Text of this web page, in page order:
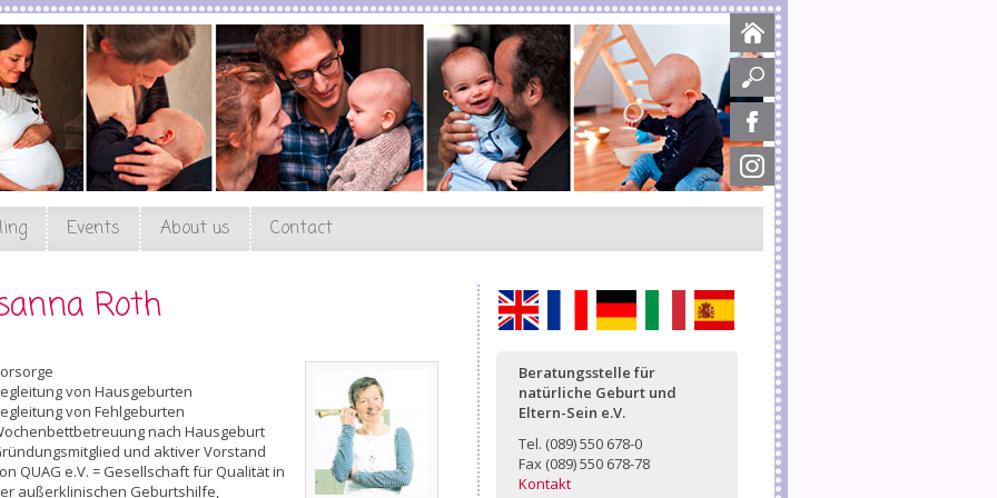
Events About us Contact
Roth
von Hausgeburten
von Fehlgeburten
nach Hausgeburt
und aktiver Vorstand
QUAG e.V. = Gesellschaft für Qualität in
außerklinischen Geburtshilfe,
English FrançaisDeutsch ItalianoEspañol
Beratungsstelle für
natürliche Geburt und
Eltern-Sein e.V.
Tel. (089) 550 678-0
Fax (089) 550 678-78
Kontakt